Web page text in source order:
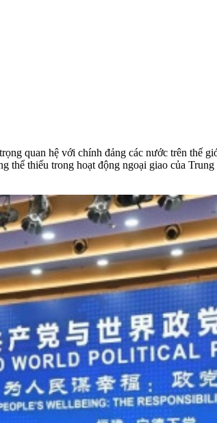
quan hệ với chính đảng các nước trên thế
thiếu trong hoạt động ngoại giao của